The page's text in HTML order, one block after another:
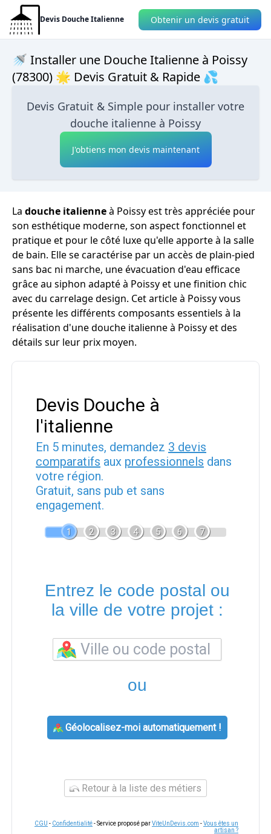
Devis Douche Italienne Obtenir un devis gratuit
🚿 Installer une Douche Italienne à Poissy
(78300) 🌟 Devis Gratuit & Rapide 💦
Devis Gratuit & Simple pour installer votre
douche italienne à Poissy
J'obtiens mon devis maintenant
La douche italienneà Poissy est très appréciée pour
son esthétique moderne, son aspect fonctionnel et
pratique et pour le côté luxe qu'elle apporte à la salle
de bain. Elle se caractérise par un accès de plain-pied
sans bac ni marche, une évacuation d'eau efficace
grâce au siphon adapté à Poissy et une finition chic
avec du carrelage design. Cet article à Poissy vous
présente les différents composants essentiels à la
réalisation d'une douche italienne à Poissy et des
détails sur leur prix moyen.
Devis Douche à
l'italienne
En 5 minutes, demandez 3 devis
comparatifs aux professionnels dans
votre région.
Gratuit, sans pub et sans
engagement.
1 2 3 4 5 6 7
Entrez le code postal ou
la ville de votre projet :
ou
Géolocalisez-moi automatiquement !
Retour à la liste des métiers
CGU - Confidentialité- Service proposé parViteUnDevis.com -Vous êtes un
artisan ?